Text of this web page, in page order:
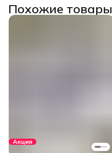
Похожие товары
Акция